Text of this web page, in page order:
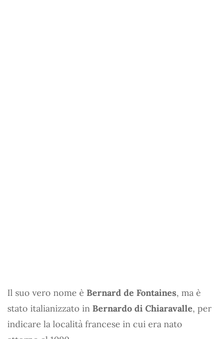
Il suo vero nome è Bernard de Fontaines, ma è
stato italianizzato in Bernardo di Chiaravalle, per
indicare la località francese in cui era nato